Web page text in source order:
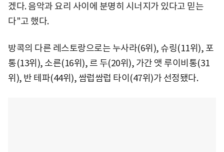
겠다. 음악과 요리 사이에 분명히 시너지가 있다고 믿는
다"고 했다.
방콕의 다른 레스토랑으로는 누사라(6위), 슈링(11위), 포
통(13위), 소른(16위), 르 두(20위), 가간 앳 루이비통(31
위), 반 테파(44위), 쌈럽쌈럽 타이(47위)가 선정됐다.